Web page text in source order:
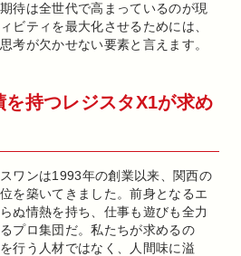
待は全世代で高まっているのが現
ビティを最大化させるためには、
考が欠かせない要素と言えます。
を持つレジスタX1が求め
ワンは1993年の創業以来、関西の
を築いてきました。前身となるエ
ぬ情熱を持ち、仕事も遊びも全力
プロ集団だ。私たちが求めるの
行う人材ではなく、人間味に溢